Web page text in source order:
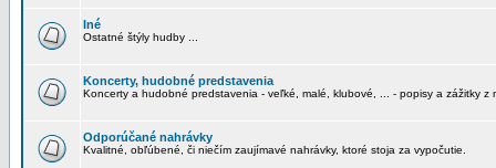
Iné
Ostatné štýly hudby ...
Koncerty, hudobné predstavenia
Koncerty a hudobné predstavenia - veľké, malé, klubové, ... - popisy a zážitky z
Odporúčané nahrávky
Kvalitné, obľúbené, či niečím zaujímavé nahrávky, ktoré stoja za vypočutie.